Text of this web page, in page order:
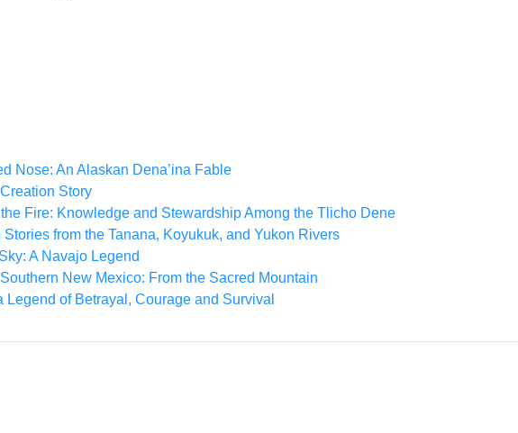
Nose: An Alaskan Dena’ina Fable
Story
Fire: Knowledge and Stewardship Among the Tlicho Dene
from the Tanana, Koyukuk, and Yukon Rivers
A Navajo Legend
New Mexico: From the Sacred Mountain
Legend of Betrayal, Courage and Survival